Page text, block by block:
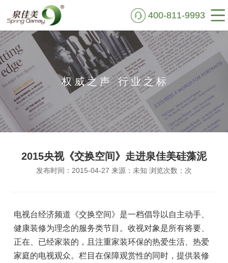
400-811-9993
首页
走进泉佳美
硅藻泥鉴别
艺术肌理
施工案例
招商加盟
联系我们
权威之声 行业之标
2015央视《交换空间》走进泉佳美硅藻泥
发布时间：2015-04-27 来源：未知 浏览次数： 次
电视台经济频道《交换空间》是一档倡导以自主动手、
健康装修为理念的服务类节目。收视对象是所有将要、
正在、已经家装的，且注重家装环保的热爱生活、热爱
家庭的电视观众。栏目在保障观赏性的同时，提供装修